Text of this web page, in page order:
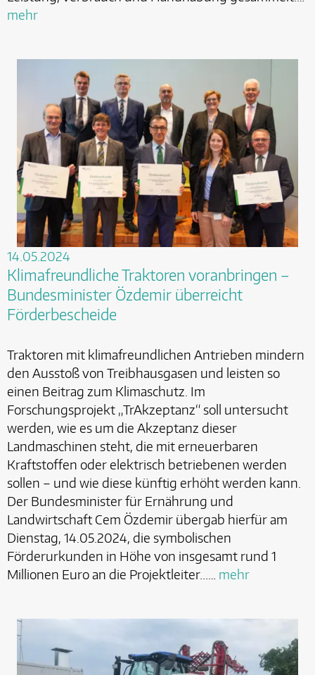
mehr
14.05.2024
Klimafreundliche Traktoren voranbringen –
Bundesminister Özdemir überreicht
Förderbescheide
Traktoren mit klimafreundlichen Antrieben mindern
den Ausstoß von Treibhausgasen und leisten so
einen Beitrag zum Klimaschutz. Im
Forschungsprojekt „TrAkzeptanz“ soll untersucht
werden, wie es um die Akzeptanz dieser
Landmaschinen steht, die mit erneuerbaren
Kraftstoffen oder elektrisch betriebenen werden
sollen – und wie diese künftig erhöht werden kann.
Der Bundesminister für Ernährung und
Landwirtschaft Cem Özdemir übergab hierfür am
Dienstag, 14.05.2024, die symbolischen
Förderurkunden in Höhe von insgesamt rund 1
Millionen Euro an die Projektleiter...… mehr